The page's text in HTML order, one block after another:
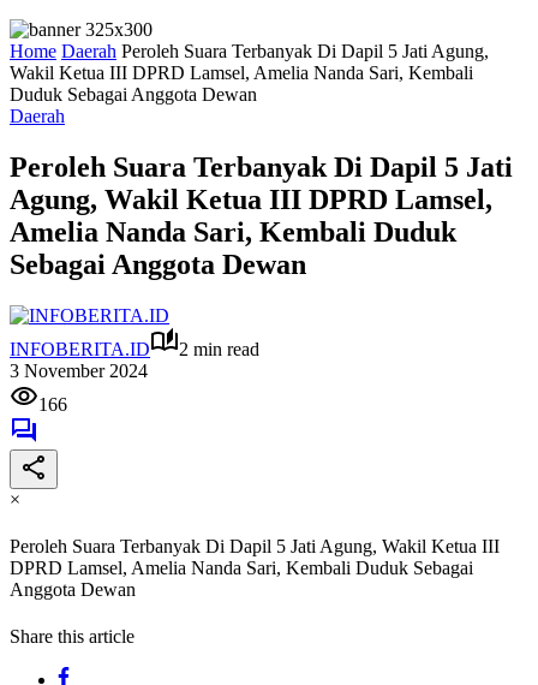
Home Daerah Peroleh Suara Terbanyak Di Dapil 5 Jati Agung,
Wakil Ketua III DPRD Lamsel, Amelia Nanda Sari, Kembali
Duduk Sebagai Anggota Dewan
Daerah
Peroleh Suara Terbanyak Di Dapil 5 Jati
Agung, Wakil Ketua III DPRD Lamsel,
Amelia Nanda Sari, Kembali Duduk
Sebagai Anggota Dewan
INFOBERITA.ID
2 min read
3 November 2024
166
×
Peroleh Suara Terbanyak Di Dapil 5 Jati Agung, Wakil Ketua III
DPRD Lamsel, Amelia Nanda Sari, Kembali Duduk Sebagai
Anggota Dewan
Share this article